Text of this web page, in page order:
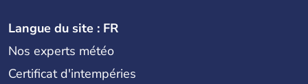
Langue du site : FR
Nos experts météo
Certificat d'intempéries